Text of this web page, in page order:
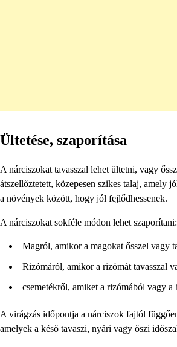
Ültetése, szaporítása
A nárciszokat tavasszal lehet ültetni, vagy
átszellőztetett, közepesen szikes talaj, amely
a növények között, hogy jól fejlődhessenek.
A nárciszokat sokféle módon lehet szaporítani:
Magról, amikor a magokat ősszel vagy
Rizómáról, amikor a rizómát tavasszal
csemetékről, amiket a rizómából vagy
A virágzás időpontja a nárciszok fajtól
amelyek a késő tavaszi, nyári vagy őszi